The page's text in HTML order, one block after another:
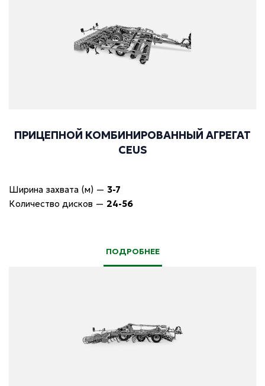
ПРИЦЕПНОЙ КОМБИНИРОВАННЫЙ АГРЕГАТ
CEUS
Ширина захвата (м) — 3-7
Количество дисков — 24-56
ПОДРОБНЕЕ